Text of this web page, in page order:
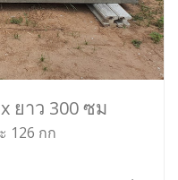
ยาว 300 ซม
126 กก